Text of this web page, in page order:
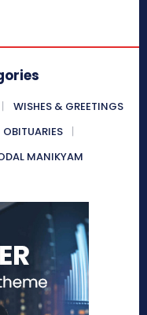
WISHES & GREETINGS
OBITUARIES
MANIKYAM